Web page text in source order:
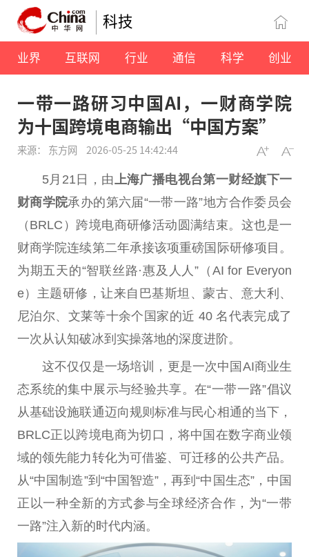
科技
业界 互联网 行业 通信 科学 创业
一带一路研习中国AI，一财商学院
为十国跨境电商输出“中国方案”
来源： 东方网 2026-05-25 14:42:44
5月21日，由 上海广播电视台第一财经旗下一
财商学院承办的第六届“一带一路”地方合作委员会
（BRLC）跨境电商研修活动圆满结束。这也是一
财商学院连续第二年承接该项重磅国际研修项目。
为期五天的“智联丝路·惠及人人”（AI for Everyon
e）主题研修，让来自巴基斯坦、蒙古、意大利、
尼泊尔、文莱等十余个 国家的近 40 名代表完成了
一次从认知破冰到实操落地的深度进阶。
这不仅仅是一场培训，更是一次中国 AI商业生
态系统的集中展示与经验共享。在“一带一路”倡议
从基础设施联通迈向规则标准与民心相通的当下，
BRLC正以跨境电商为切口，将中国 在数字商业领
域的领先能力转化为可借鉴、可迁移的公共产品。
从“中国制造”到“中国 智造”，再到“中国生态”， 中国
正以一种全新的方式参与全球经济合作，为“一带
一路”注入新的时代内涵。